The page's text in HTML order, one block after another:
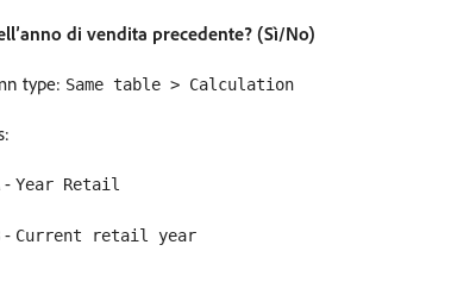
di vendita precedente? (Sì/No)
type: Same table > Calculation
- Year Retail
- Current retail year